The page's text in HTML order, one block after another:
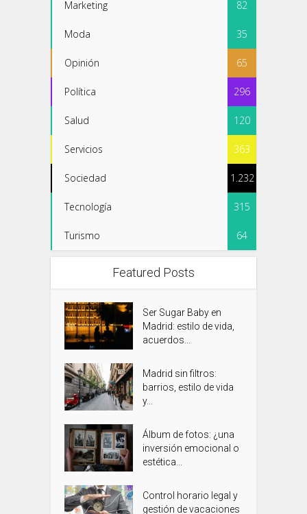
Marketing 82
Moda 35
Opinión 65
Política 296
Salud 120
Servicios 363
Sociedad 1.232
Tecnología 315
Turismo 64
Featured Posts
Ser Sugar Baby en
Madrid: estilo de vida,
acuerdos...
Madrid sin filtros:
barrios, estilo de vida
y...
Álbum de fotos: ¿una
inversión emocional o
estética...
Control horario legal y
gestión de vacaciones